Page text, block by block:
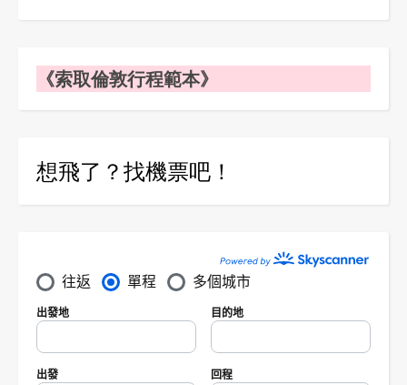
《索取倫敦行程範本》
想飛了？找機票吧！